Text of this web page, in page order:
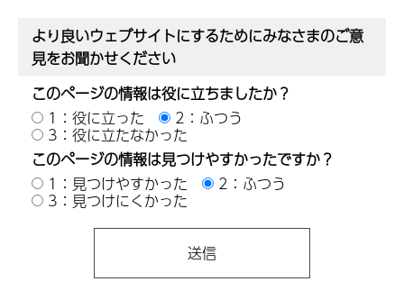
より良いウェブサイトにするためにみなさまのご意
見をお聞かせください
このページの情報は役に立ちましたか？
1：役に立った
2：ふつう
3：役に立たなかった
このページの情報は見つけやすかったですか？
1：見つけやすかった
2：ふつう
3：見つけにくかった